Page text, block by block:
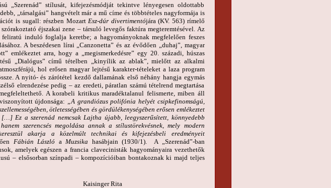
„Szerenád” stílusát, kifejezésmódját tekintve lényegesen oldottabb
„társalgási” hangvételt már a mű címe és többtételes nagyformája is
is sugall: részben Mozart Esz-dúr divertimentójára (KV. 563) rímelő
éjszakai zene – társuló levegős faktúra megteremtésével. Az
induló foglalja keretbe; a hagyományoknak megfelelően feszes
A beszédesen lírai „Canzonetta” és az évődően „duhaj”, magyar
emlékeztet arra, hogy a „megismerkedésre” egy 20. századi, húszas
„Dialógus” című tételben „kinyílik az ablak”, mielőtt az alkalmi
hol erősen magyar lejtésű karakter-tételeket a laza program
A nyitó- és zárótétel kezdő dallamának első néhány hangja egymás
elrendezése pedig – az eredeti, páratlan számú tételrend megtartása
A korabeli kritikus maradéktalanul felismerte, miben áll
újdonsága:
„A grandiózus polifónia helyét csipkefinomságú,
ötletességében és gördülékenységében erősen emlékeztet
[… ] Ez a szerenád nemcsak Lajtha újabb, leegyszerűsített, könnyedebb
szerencsés megoldása annak a stílustörekvésnek, mely modern
akarja a közelmúlt technikai és kifejezésbeli eredményeit
Fábián László a Muzsika hasábjain (1930/1). A „Szerenád”-ban
amelyek egészen a francia clavecinisták hagyományaira vezethetők
– elsősorban színpadi – kompozícióiban bontakoznak ki majd teljes
Rita